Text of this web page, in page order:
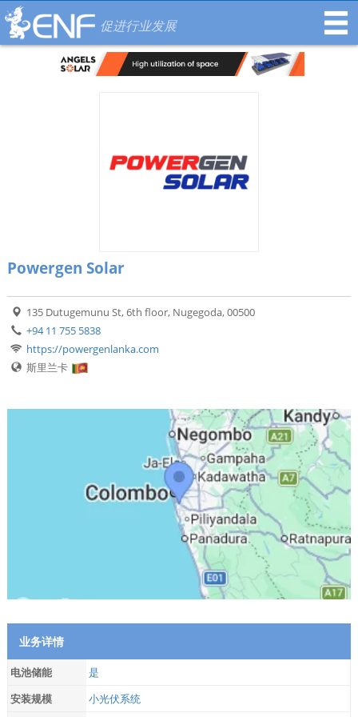
促进行业发展
Powergen Solar
135 Dutugemunu St, 6th floor, Nugegoda, 00500
+94 11 755 5838
https://powergenlanka.com
斯里兰卡
业务详情
电池储能
是
安装规模
小光伏系统